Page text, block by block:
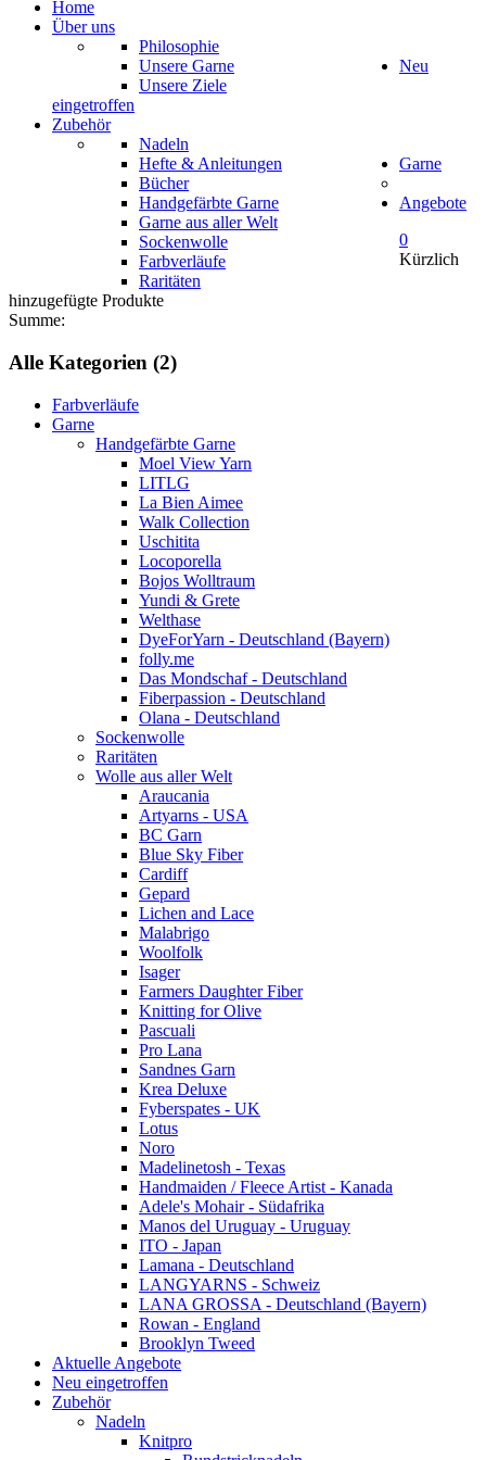
Home
Über uns
Philosophie
Unsere Garne
Unsere Ziele
Neu
eingetroffen
Zubehör
Nadeln
Hefte & Anleitungen
Bücher
Garne
Handgefärbte Garne
Garne aus aller Welt
Sockenwolle
Farbverläufe
Raritäten
Angebote
0
Kürzlich
hinzugefügte Produkte
Summe:
Alle Kategorien (2)
Farbverläufe
Garne
Handgefärbte Garne
Moel View Yarn
LITLG
La Bien Aimee
Walk Collection
Uschitita
Locoporella
Bojos Wolltraum
Yundi & Grete
Welthase
DyeForYarn - Deutschland (Bayern)
folly.me
Das Mondschaf - Deutschland
Fiberpassion - Deutschland
Olana - Deutschland
Sockenwolle
Raritäten
Wolle aus aller Welt
Araucania
Artyarns - USA
BC Garn
Blue Sky Fiber
Cardiff
Gepard
Lichen and Lace
Malabrigo
Woolfolk
Isager
Farmers Daughter Fiber
Knitting for Olive
Pascuali
Pro Lana
Sandnes Garn
Krea Deluxe
Fyberspates - UK
Lotus
Noro
Madelinetosh - Texas
Handmaiden / Fleece Artist - Kanada
Adele's Mohair - Südafrika
Manos del Uruguay - Uruguay
ITO - Japan
Lamana - Deutschland
LANGYARNS - Schweiz
LANA GROSSA - Deutschland (Bayern)
Rowan - England
Brooklyn Tweed
Aktuelle Angebote
Neu eingetroffen
Zubehör
Nadeln
Knitpro